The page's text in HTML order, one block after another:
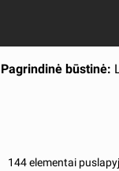
Pagrindinė būstinė:
144 elementai